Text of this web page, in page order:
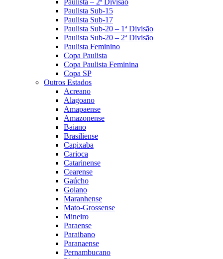
Paulista Sub-15
Paulista Sub-17
Paulista Sub-20 – 1ª Divisão
Paulista Sub-20 – 2ª Divisão
Paulista Feminino
Copa Paulista
Copa Paulista Feminina
Copa SP
Outros Estados
Acreano
Alagoano
Amapaense
Amazonense
Baiano
Brasiliense
Capixaba
Carioca
Catarinense
Cearense
Gaúcho
Goiano
Maranhense
Mato-Grossense
Mineiro
Paraense
Paraibano
Paranaense
Pernambucano